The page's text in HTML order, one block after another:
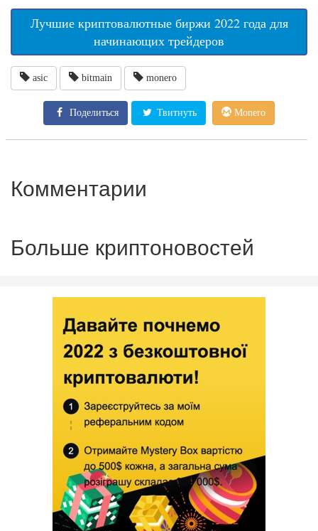
Лучшие криптовалютные биржи 2022 года для
начинающих трейдеров
asic bitmain monero
Поделиться Твитнуть Monero
Комментарии
Больше криптоновостей